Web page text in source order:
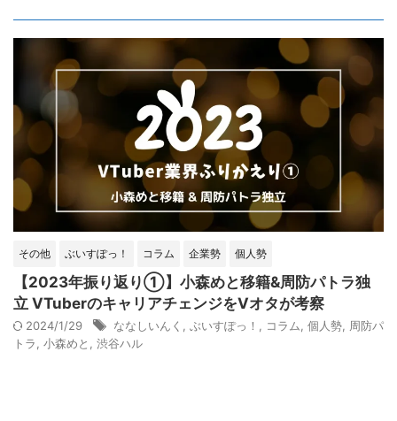
その他 ぶいすぽっ！ コラム 企業勢 個人勢
【2023年振り返り①】小森めと移籍&周防パトラ独
立 VTuberのキャリアチェンジをVオタが考察
2024/1/29 ななしいんく , ぶいすぽっ！ , コラム, 個人勢, 周防パ
トラ, 小森めと , 渋谷ハル